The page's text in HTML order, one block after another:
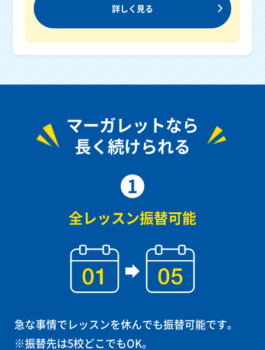
詳しく見る
マーガレットなら
長く続けられる
1
全レッスン振替可能
急な事情でレッスンを休んでも振替可能です。
※振替先は5校どこでもOK。